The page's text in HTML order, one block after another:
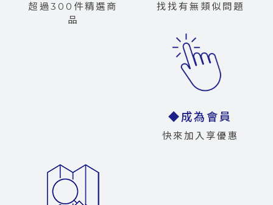
超過300件精選商
品
找找有無類似問題
◆成為會員
快來加入享優惠